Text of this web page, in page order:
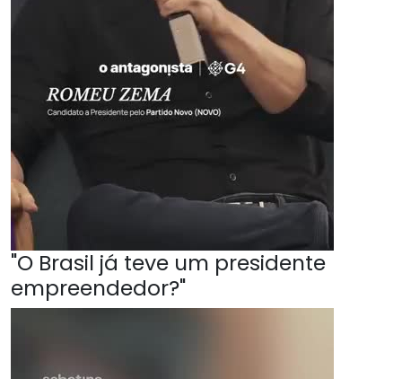
"O Brasil já teve um presidente
empreendedor?"